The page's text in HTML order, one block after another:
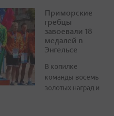
Приморские
гребцы
завоевали 18
медалей в
Энгельсе
В копилке
команды восемь
золотых наград и